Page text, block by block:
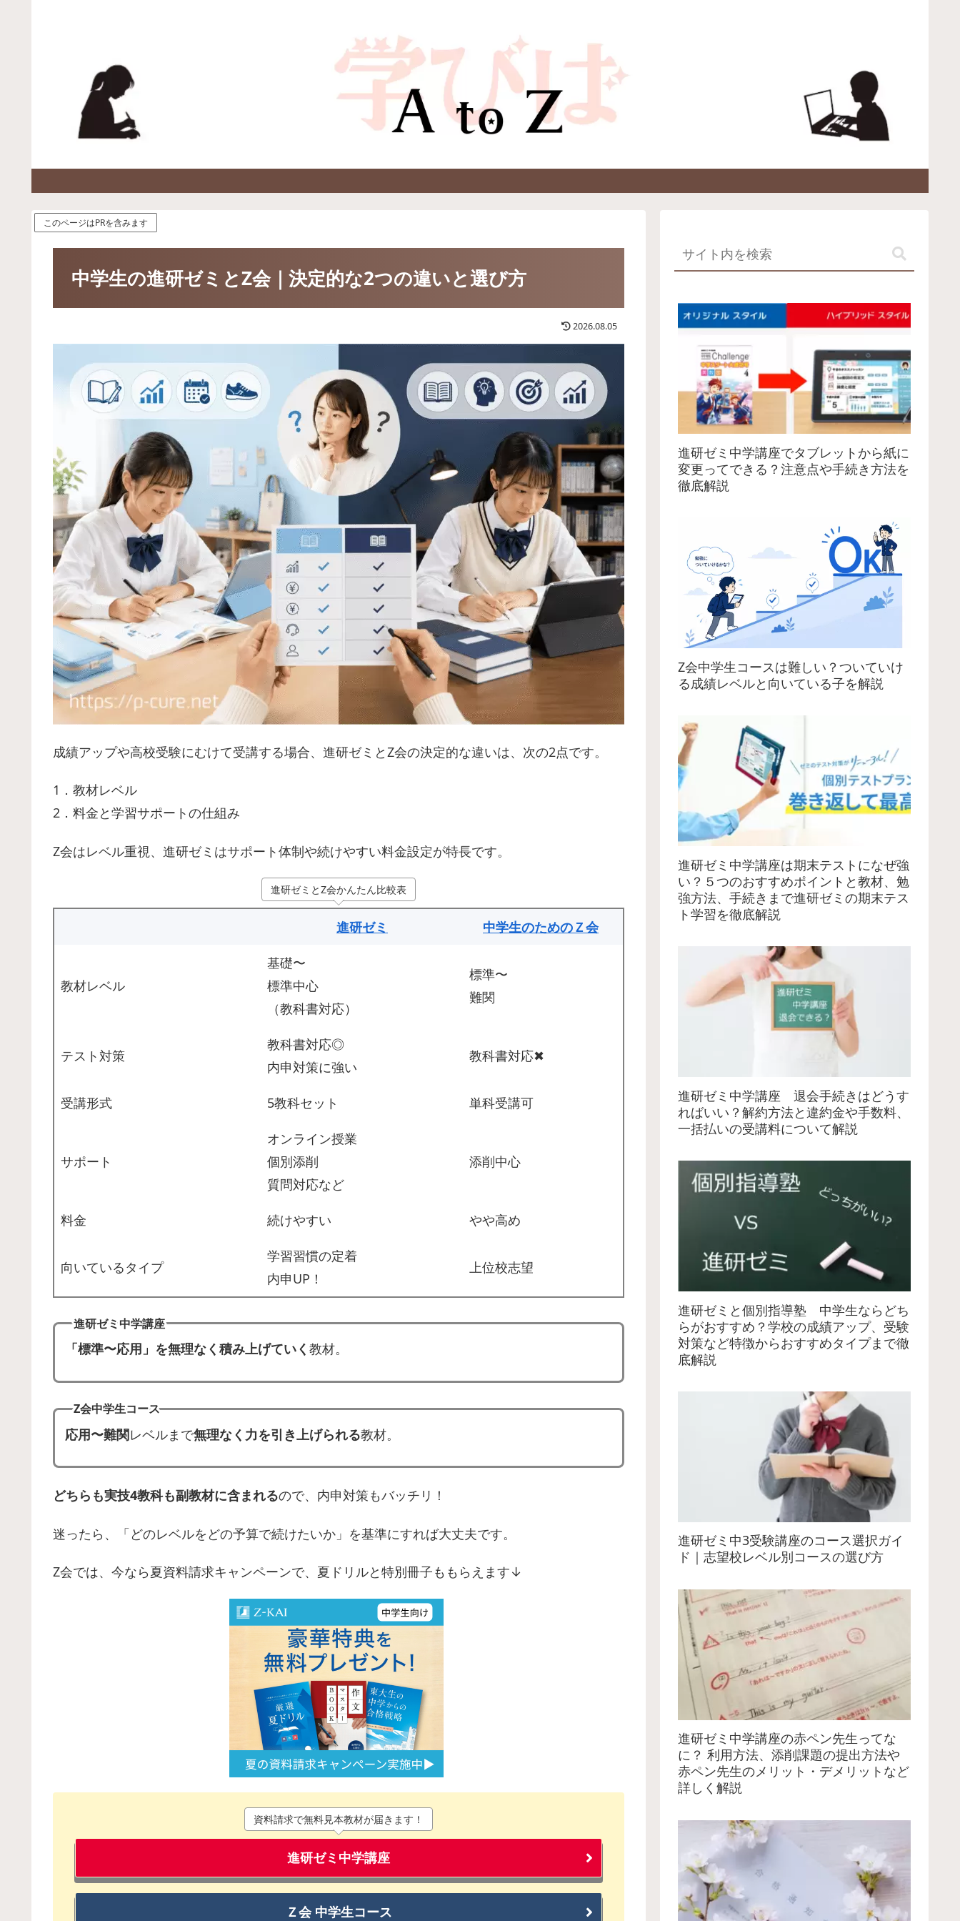
このページはPRを含みます
中学生の進研ゼミとZ会｜決定的な2つの違いと選び方
2026.08.05
成績アップや高校受験にむけて受講する場合、進研ゼミとZ会の決定的な違いは、次の2点です。
1．教材レベル
2．料金と学習サポートの仕組み
Z会はレベル重視、進研ゼミはサポート体制や続けやすい料金設定が特長です。
進研ゼミとZ会かんたん比較表
進研ゼミ 中学生のためのＺ会
教材レベル
基礎〜
標準中心
（教科書対応）
標準〜
難関
テスト対策
教科書対応◎
内申対策に強い
教科書対応✖
受講形式 5教科セット 単科受講可
サポート
オンライン授業
個別添削
質問対応など
添削中心
料金 続けやすい やや高め
向いているタイプ
学習習慣の定着
内申UP！
上位校志望
進研ゼミ中学講座
「標準〜応用」を無理なく積み上げていく教材。
Z会中学生コース
応用〜難関レベルまで無理なく力を引き上げられる教材。
どちらも実技4教科も副教材に含まれるので、内申対策もバッチリ！
迷ったら、「どのレベルをどの予算で続けたいか」を基準にすれば大丈夫です。
Z会では、今なら夏資料請求キャンペーンで、夏ドリルと特別冊子ももらえます↓
資料請求で無料見本教材が届きます！
進研ゼミ中学講座
Ｚ会 中学生コース
進研ゼミ中学講座でタブレットから紙に
変更ってできる？注意点や手続き方法を
徹底解説
Z会中学生コースは難しい？ついていけ
る成績レベルと向いている子を解説
進研ゼミ中学講座は期末テストになぜ強
い？５つのおすすめポイントと教材、勉
強方法、手続きまで進研ゼミの期末テス
ト学習を徹底解説
進研ゼミ中学講座 退会手続きはどうす
ればいい？解約方法と違約金や手数料、
一括払いの受講料について解説
進研ゼミと個別指導塾 中学生ならどち
らがおすすめ？学校の成績アップ、受験
対策など特徴からおすすめタイプまで徹
底解説
進研ゼミ中3受験講座のコース選択ガイ
ド｜志望校レベル別コースの選び方
進研ゼミ中学講座の赤ペン先生ってな
に？ 利用方法、添削課題の提出方法や
赤ペン先生のメリット・デメリットなど
詳しく解説